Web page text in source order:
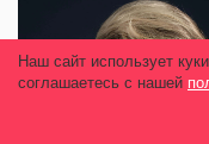
Наш сайт использует
соглашаетесь с нашей